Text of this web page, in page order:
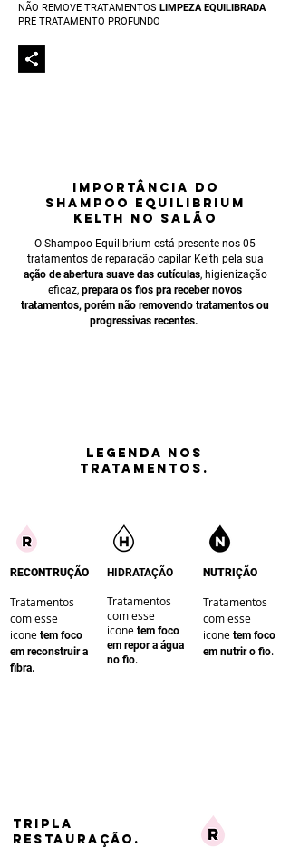
NÃO REMOVE TRATAMENTOS LIMPEZA EQUILIBRADA
PRÉ TRATAMENTO PROFUNDO
IMPORTÂNCIA DO
SHAMPOO EQUILIBRIUM
KELTH NO SALÃO
O Shampoo Equilibrium está presente nos 05
tratamentos de reparação capilar Kelth pela sua
ação de abertura suave das cutículas, higienização
eficaz, prepara os fios pra receber novos
tratamentos, porém não removendo tratamentos ou
progressivas recentes.
LEGENDA nos
tratamentos.
RECONTRUÇÃO
Tratamentos
com esse
icone tem foco
em reconstruir a
fibra.
HIDRATAÇÃO
Tratamentos
com esse
icone tem foco
em repor a água
no fio.
NUTRIÇÃO
Tratamentos
com esse
icone tem foco
em nutrir o fio.
TRIPLA
RESTAURAÇÃO.